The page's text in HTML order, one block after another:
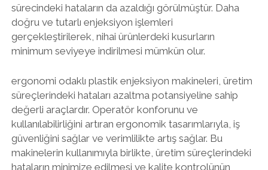
sürecindeki hataların da azaldığı görülmüştür. Daha
doğru ve tutarlı enjeksiyon işlemleri
gerçekleştirilerek, nihai ürünlerdeki kusurların
minimum seviyeye indirilmesi mümkün olur.
ergonomi odaklı plastik enjeksiyon makineleri, üretim
süreçlerindeki hataları azaltma potansiyeline sahip
değerli araçlardır. Operatör konforunu ve
kullanılabilirliğini artıran ergonomik tasarımlarıyla, iş
güvenliğini sağlar ve verimlilikte artış sağlar. Bu
makinelerin kullanımıyla birlikte, üretim süreçlerindeki
hataların minimize edilmesi ve kalite kontrolünün